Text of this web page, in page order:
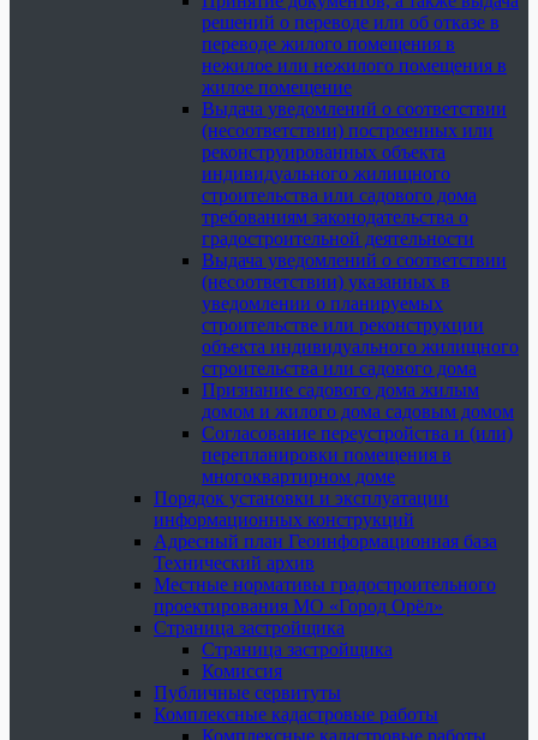
решений о переводе или об отказе в
переводе жилого помещения в
нежилое или нежилого помещения в
жилое помещение
Выдача уведомлений о соответствии
(несоответствии) построенных или
реконструированных объекта
индивидуального жилищного
строительства или садового дома
требованиям законодательства о
градостроительной деятельности
Выдача уведомлений о соответствии
(несоответствии) указанных в
уведомлении о планируемых
строительстве или реконструкции
объекта индивидуального жилищного
строительства или садового дома
Признание садового дома жилым
домом и жилого дома садовым домом
Согласование переустройства и (или)
перепланировки помещения в
многоквартирном доме
Порядок установки и эксплуатации
информационных конструкций
Адресный план Геоинформационная база
Технический архив
Местные нормативы градостроительного
проектирования МО «Город Орёл»
Страница застройщика
Страница застройщика
Комиссия
Публичные сервитуты
Комплексные кадастровые работы
Комплексные кадастровые работы